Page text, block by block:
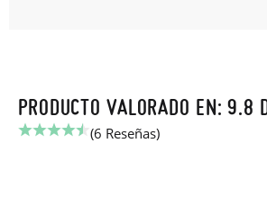
PRODUCTO VALORADO EN: 9.8
(6 Reseñas)